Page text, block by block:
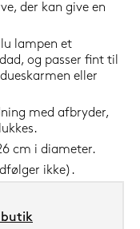
der kan give en
lampen et
og passer fint til
eller
med afbryder,
cm i diameter.
ikke).